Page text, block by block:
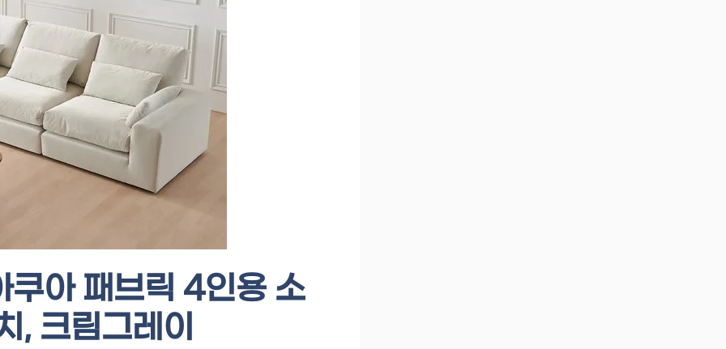
쿠아 패브릭 4인용 소
, 크림그레이